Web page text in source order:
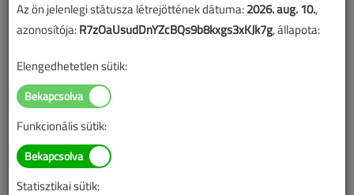
Vízellátás
HMV-készítés hőszivattyús
bojlerrel
2024/12. lapszám
Az ön jelenlegi státusza létrejöttének dátuma:2026. aug. 10.,
azonosítója:R7zOaUsudDnYZcBQs9b8kxgs3xKJk7g, állapota:
Elengedhetetlen sütik:
Funkcionális sütik:
Statisztikai sütik: